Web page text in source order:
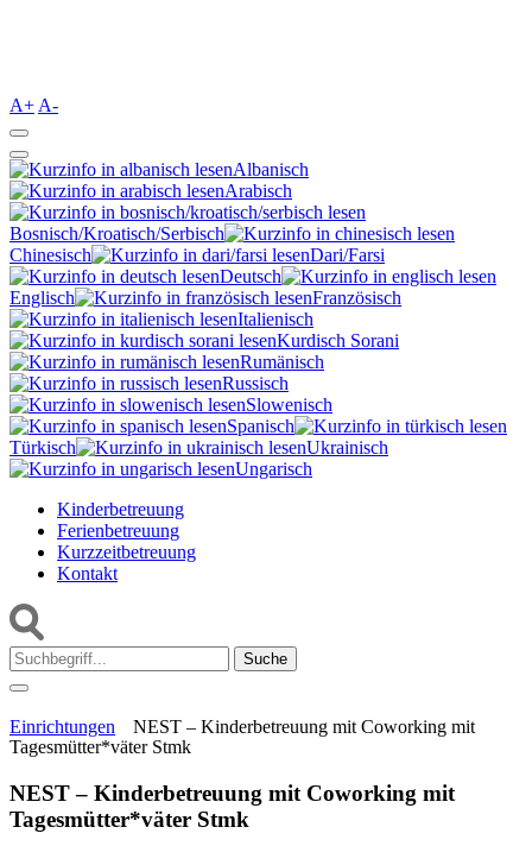
A+ A-
Albanisch
Arabisch
Bosnisch/Kroatisch/Serbisch
Chinesisch
Dari/Farsi
Deutsch
Englisch
Französisch
Italienisch
Kurdisch Sorani‎
Rumänisch
Russisch
Slowenisch
Spanisch
Türkisch
Ukrainisch
Ungarisch
Kinderbetreuung
Ferienbetreuung
Kurzzeitbetreuung
Kontakt
Suche:
Einrichtungen
NEST – Kinderbetreuung mit Coworking mit
Tagesmütter*väter Stmk
NEST – Kinderbetreuung mit Coworking mit
Tagesmütter*väter Stmk